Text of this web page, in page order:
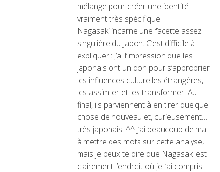
mélange pour créer une identité
vraiment très spécifique…
Nagasaki incarne une facette assez
singulière du Japon. C’est difficile à
expliquer : j’ai l’impression que les
japonais ont un don pour s’approprier
les influences culturelles étrangères,
les assimiler et les transformer. Au
final, ils parviennent à en tirer quelque
chose de nouveau et, curieusement…
très japonais !^^ J’ai beaucoup de mal
à mettre des mots sur cette analyse,
mais je peux te dire que Nagasaki est
clairement l’endroit où je l’ai compris